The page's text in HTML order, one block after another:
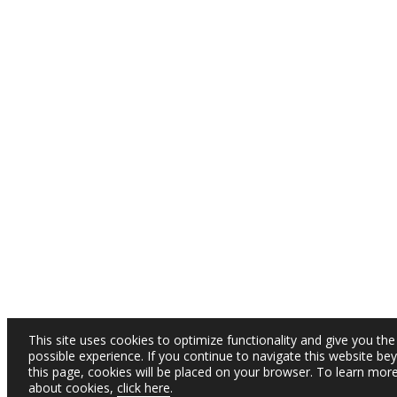
This site uses cookies to optimize functionality and give you
possible experience. If you continue to navigate this website
this page, cookies will be placed on your browser. To learn
about cookies, click here.